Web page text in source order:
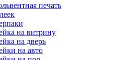
печать
на витрину
на дверь
на авто